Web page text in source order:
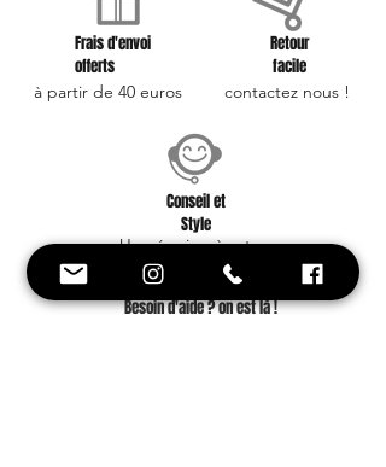
Frais d'envoi
offerts
à partir de 40 euros
Retour
facile
contactez nous !
Conseil et
Style
Une équipe à votre
service !
Besoin d'aide ? on est là !